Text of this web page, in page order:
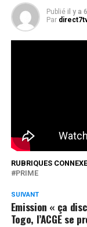
Publié il y a
Par
RUBRIQUES
PRIME
SUIVANT
Emission « ça
Togo, l’ACGE se